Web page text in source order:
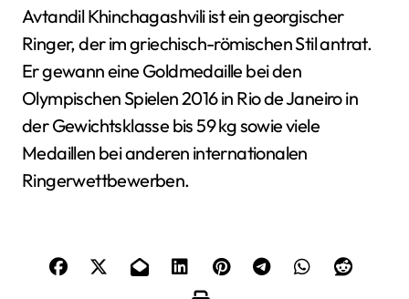
Avtandil Khinchagashvili ist ein georgischer
Ringer, der im griechisch-römischen Stil antrat.
Er gewann eine Goldmedaille bei den
Olympischen Spielen 2016 in Rio de Janeiro in
der Gewichtsklasse bis 59 kg sowie viele
Medaillen bei anderen internationalen
Ringerwettbewerben.